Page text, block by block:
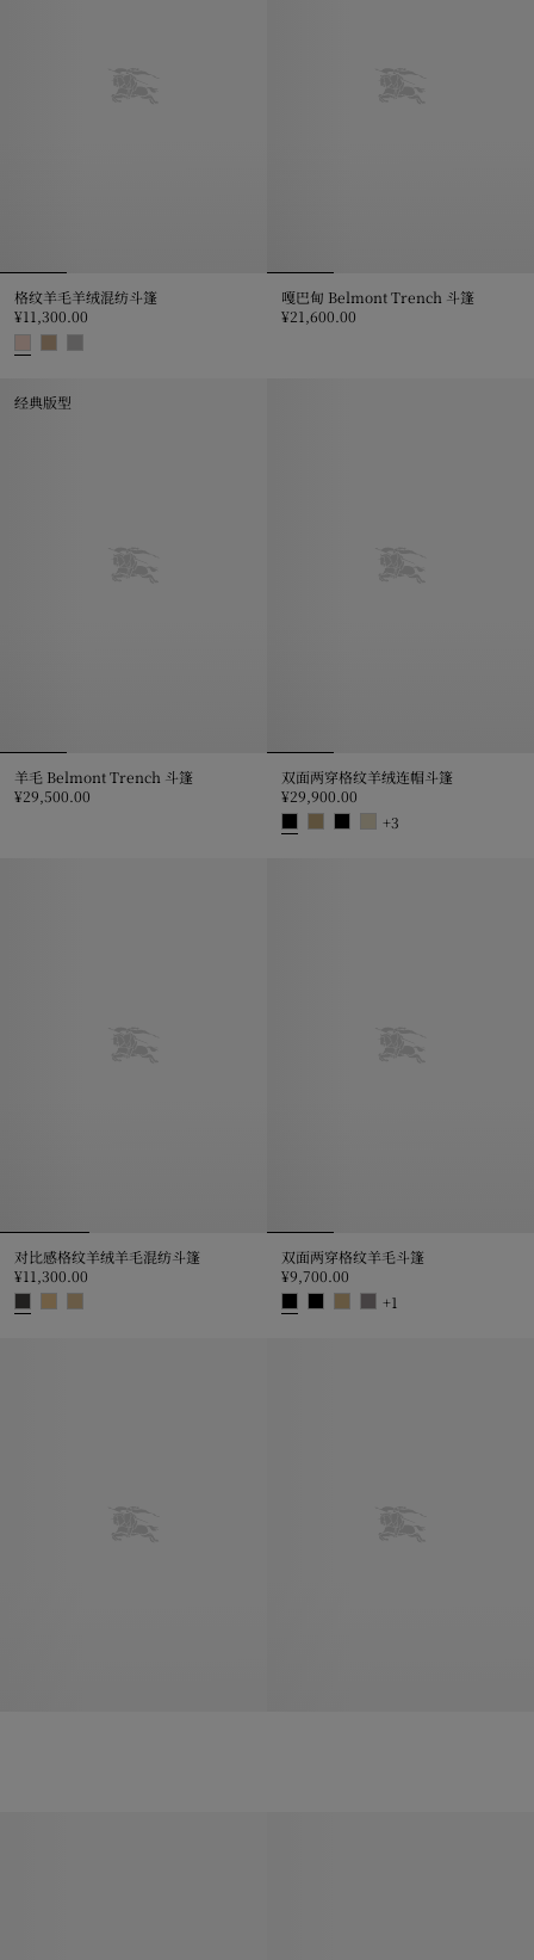
格纹羊毛羊绒混纺斗篷
¥11,300.00
嘎巴甸 Belmont Trench 斗篷
¥21,600.00
经典版型
羊毛 Belmont Trench 斗篷
¥29,500.00
羊毛 Belmont Trench 斗篷, ¥29,500.00
双面两穿格纹羊绒连帽斗篷
¥29,900.00
+3
对比感格纹羊绒羊毛混纺斗篷
¥11,300.00
双面两穿格纹羊毛斗篷
¥9,700.00
+1